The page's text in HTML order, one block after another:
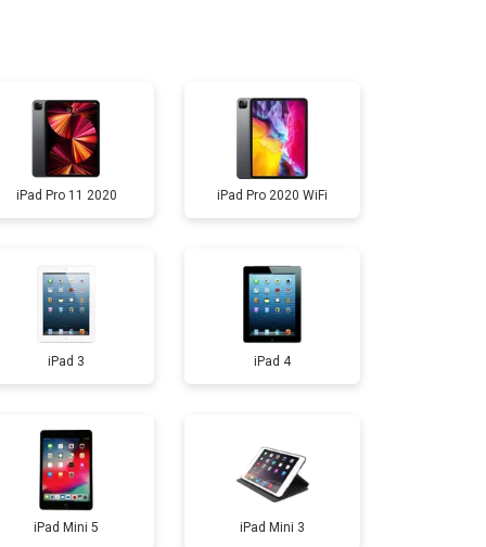
4500 ₽ Заказать
2500 ₽ Заказать
iPad Pro 11 2020 iPad Pro 2020 WiFi
iPad 3 iPad 4
iPad Mini 5 iPad Mini 3